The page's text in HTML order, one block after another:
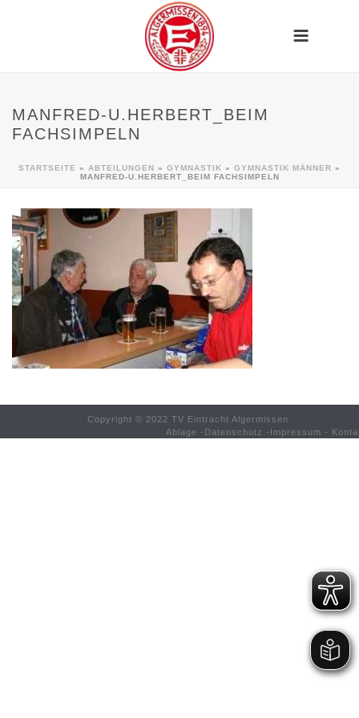
MANFRED-U.HERBERT_BEIM
FACHSIMPELN
STARTSEITE » ABTEILUNGEN » GYMNASTIK » GYMNASTIK MÄNNER »
MANFRED-U.HERBERT_BEIM FACHSIMPELN
Copyright © 2022 TV Eintracht Algermissen
Ablage - Datenschutz - Impressum -